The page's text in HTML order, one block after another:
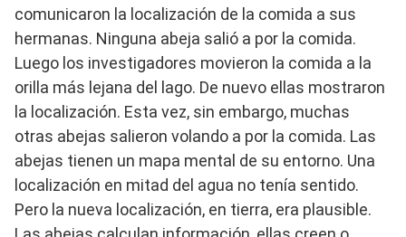
comunicaron la localización de la comida a sus
hermanas. Ninguna abeja salió a por la comida.
Luego los investigadores movieron la comida a la
orilla más lejana del lago. De nuevo ellas mostraron
la localización. Esta vez, sin embargo, muchas
otras abejas salieron volando a por la comida. Las
abejas tienen un mapa mental de su entorno. Una
localización en mitad del agua no tenía sentido.
Pero la nueva localización, en tierra, era plausible.